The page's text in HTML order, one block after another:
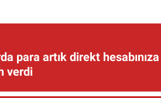
para artık direkt
verdi